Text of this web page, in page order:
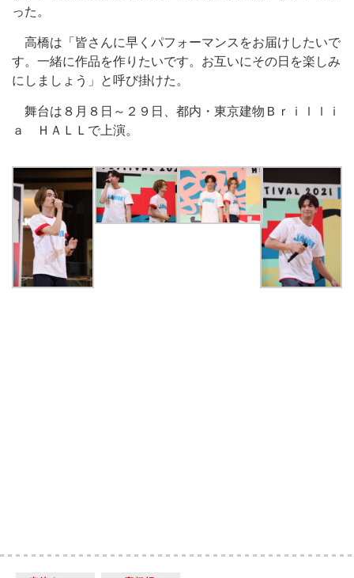
った。
高橋は「皆さんに早くパフォーマンスをお届けしたいで
す。一緒に作品を作りたいです。お互いにその日を楽しみ
にしましょう」と呼び掛けた。
舞台は８月８日～２９日、都内・東京建物Ｂｒｉｌｌｉ
ａ ＨＡＬＬで上演。